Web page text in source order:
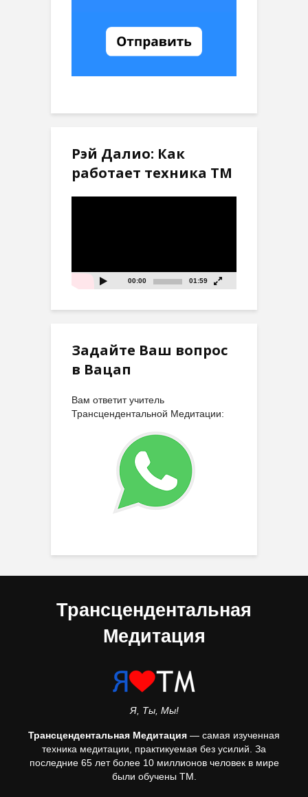
Рэй Далио: Как
работает техника ТМ
00:00 01:59
Задайте Ваш вопрос
в Вацап
Вам ответит учитель
Трансцендентальной Медитации:
Трансцендентальная
Медитация
Я, Ты, Мы!
Трансцендентальная Медитация — самая изученная
техника медитации, практикуемая без усилий. За
последние 65 лет более 10 миллионов человек в мире
были обучены ТМ.